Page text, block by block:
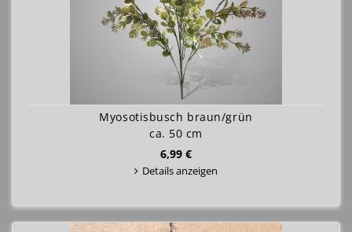
Myosotisbusch braun/grün
ca. 50 cm
6,99 €
Details anzeigen